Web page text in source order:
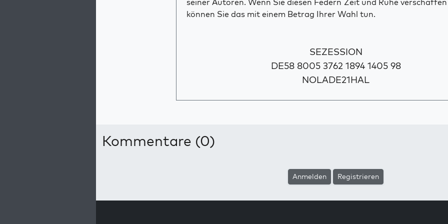
seiner Autoren. Wenn Sie diesen Federn Zeit und Ruhe
können Sie das mit einem Betrag Ihrer Wahl tun.
SEZESSION
DE58 8005 3762 1894 1405 98
NOLADE21HAL
Kommentare (0)
Anmelden Registrieren